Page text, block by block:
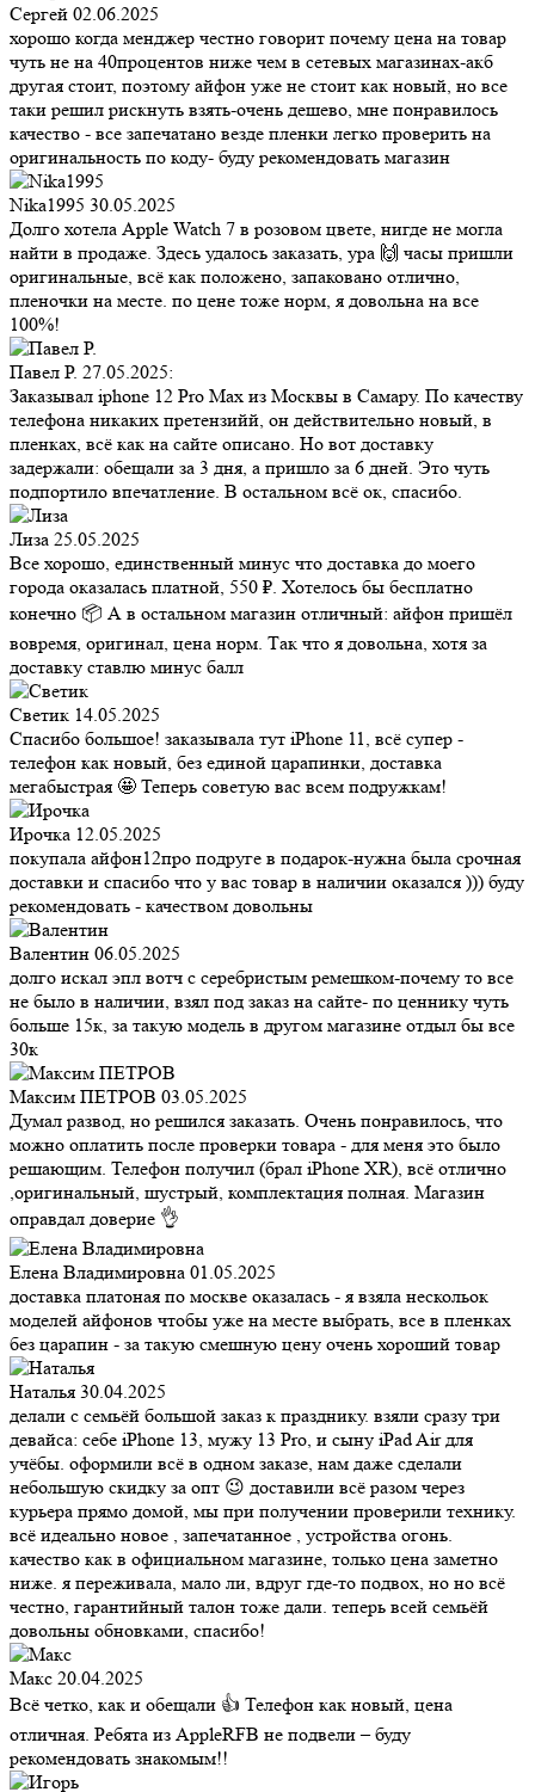
Сергей 02.06.2025
хорошо когда менджер честно говорит почему цена на товар
чуть не на 40процентов ниже чем в сетевых магазинах-акб
другая стоит, поэтому айфон уже не стоит как новый, но все
таки решил рискнуть взять-очень дешево, мне понравилось
качество - все запечатано везде пленки легко проверить на
оригинальность по коду- буду рекомендовать магазин
Nika1995 30.05.2025
Долго хотела Apple Watch 7 в розовом цвете, нигде не могла
найти в продаже. Здесь удалось заказать, ура 🙌 часы пришли
оригинальные, всё как положено, запаковано отлично,
пленочки на месте. по цене тоже норм, я довольна на все
100%!
Павел Р. 27.05.2025:
Заказывал iphone 12 Pro Max из Москвы в Самару. По качеству
телефона никаких претензийй, он действительно новый, в
пленках, всё как на сайте описано. Но вот доставку
задержали: обещали за 3 дня, а пришло за 6 дней. Это чуть
подпортило впечатление. В остальном всё ок, спасибо.
Лиза 25.05.2025
Все хорошо, единственный минус что доставка до моего
города оказалась платной, 550 ₽. Хотелось бы бесплатно
конечно 📦 А в остальном магазин отличный: айфон пришёл
вовремя, оригинал, цена норм. Так что я довольна, хотя за
доставку ставлю минус балл
Светик 14.05.2025
Спасибо большое! заказывала тут iPhone 11, всё супер -
телефон как новый, без единой царапинки, доставка
мегабыстрая 🤩 Теперь советую вас всем подружкам!
Ирочка 12.05.2025
покупала айфон12про подруге в подарок-нужна была срочная
доставки и спасибо что у вас товар в наличии оказался ))) буду
рекомендовать - качеством довольны
Валентин 06.05.2025
долго искал эпл вотч с серебристым ремешком-почему то все
не было в наличии, взял под заказ на сайте- по ценнику чуть
больше 15к, за такую модель в другом магазине отдыл бы все
30к
Максим ПЕТРОВ 03.05.2025
Думал развод, но решился заказать. Очень понравилось, что
можно оплатить после проверки товара - для меня это было
решающим. Телефон получил (брал iPhone XR), всё отлично
,оригинальный, шустрый, комплектация полная. Магазин
оправдал доверие 👌
Елена Владимировна 01.05.2025
доставка платоная по москве оказалась - я взяла нескольок
моделей айфонов чтобы уже на месте выбрать, все в пленках
без царапин - за такую смешную цену очень хороший товар
Наталья 30.04.2025
делали с семьёй большой заказ к празднику. взяли сразу три
девайса: себе iPhone 13, мужу 13 Pro, и сыну iPad Air для
учёбы. оформили всё в одном заказе, нам даже сделали
небольшую скидку за опт 😉 доставили всё разом через
курьера прямо домой, мы при получении проверили технику.
всё идеально новое , запечатанное , устройства огонь.
качество как в официальном магазине, только цена заметно
ниже. я переживала, мало ли, вдруг где-то подвох, но но всё
честно, гарантийный талон тоже дали. теперь всей семьёй
довольны обновками, спасибо!
Макс 20.04.2025
Всё четко, как и обещали 👍 Телефон как новый, цена
отличная. Ребята из AppleRFB не подвели – буду
рекомендовать знакомым!!